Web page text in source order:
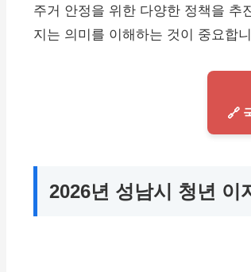
주거 안정을 위한 다양한 정책을 추
지는 의미를 이해하는 것이 중요합
🔗
2026년 성남시 청년 이